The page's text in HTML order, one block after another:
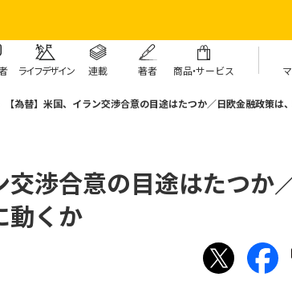
ライフデザイン 連載 著者 商品・サービス
【為替】米国、イラン交渉合意の目途はたつか／日欧金融政策は
交渉合意の目途はたつか
動くか